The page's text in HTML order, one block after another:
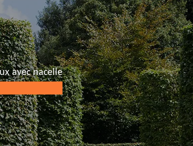
avec nacelle